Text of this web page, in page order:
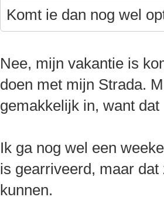
Komt ie dan nog wel
Nee, mijn vakantie is
doen met mijn Strada.
gemakkelijk in, want
Ik ga nog wel een
is gearriveerd, maar
kunnen.